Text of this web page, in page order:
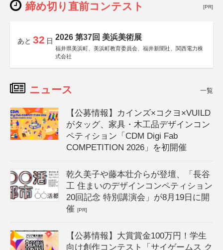
締め切り直前コンテスト [PR]
あと 32 日 2026 第37回 美浜美術展
福井県美浜町、美浜町教育委員会、福井新聞社、関西電力株
式会社
ニュース 一覧
【公募情報】カインズ×コクヨ×VUILD
がタッグ、家具・木工品デザインコン
ペティション「CDM Digi Fab
COMPETITION 2026」を初開催
乾久美子や藤本壮介らが登壇、「長谷
工 住まいのデザインコンペティション
20回記念 特別講演会」が8月19日に開
催[PR]
【公募情報】大賞賞金100万円！学生
向け創作コンテスト「サイゲームス ク